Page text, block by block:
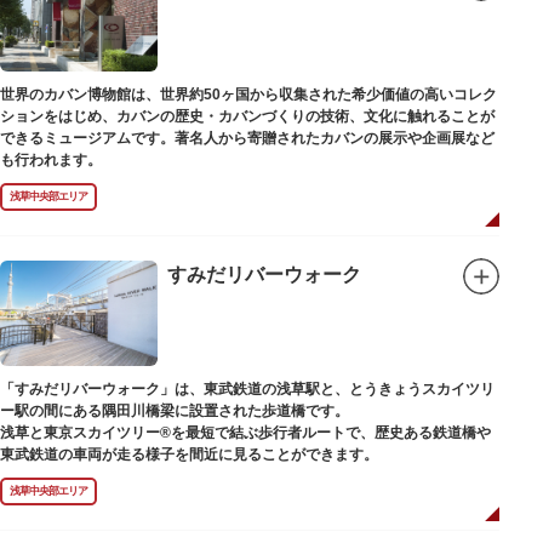
世界のカバン博物館は、世界約50ヶ国から収集された希少価値の高いコレク
ションをはじめ、カバンの歴史・カバンづくりの技術、文化に触れることが
できるミュージアムです。著名人から寄贈されたカバンの展示や企画展など
も行われます。
浅草中央部エリア
すみだリバーウォーク
「すみだリバーウォーク」は、東武鉄道の浅草駅と、とうきょうスカイツリ
ー駅の間にある隅田川橋梁に設置された歩道橋です。
浅草と東京スカイツリー®を最短で結ぶ歩行者ルートで、歴史ある鉄道橋や
東武鉄道の車両が走る様子を間近に見ることができます。
浅草中央部エリア